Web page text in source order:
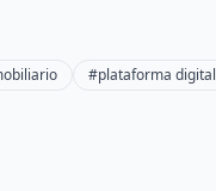
#plataforma digital